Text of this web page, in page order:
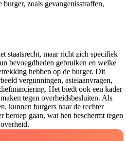
burger, zoals gevangenisstraffen,
staatsrecht, maar richt zich specifiek
bevoegdheden gebruiken en welke
hebben op de burger. Dit
vergunningen, asielaanvragen,
Het biedt ook een kader
tegen overheidsbesluiten. Als
kunnen burgers naar de rechter
beroep gaan, wat hen beschermt tegen